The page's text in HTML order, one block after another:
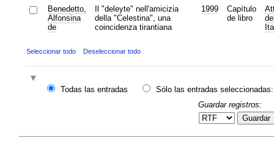
Benedetto,
Alfonsina
de
Il "deleyte" nell'amicizia
della "Celestina", una
coincidenza tirantiana
1999
Capítulo
de libro
Seleccionar todo Deseleccionar todo
Todas las entradas
Sólo las entradas seleccionadas:
Guardar registros:
Guardar